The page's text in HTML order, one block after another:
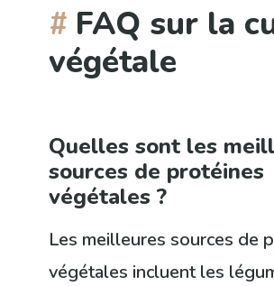
FAQ sur la
végétale
Quelles sont les
sources de protéines
végétales ?
Les meilleures sources de
végétales incluent les